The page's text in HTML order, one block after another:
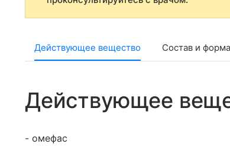
Действующее вещество Состав и
Действующее
- омефас